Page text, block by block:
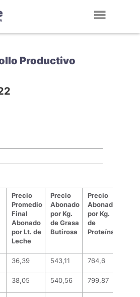
Productivo
Precio
Promedio
Final
Abonado
por Lt. de
Leche
Precio
Abonado
por Kg.
de Grasa
Butirosa
Precio
Abonado
por Kg.
de
Proteína
36,39 543,11 764,6
38,05 540,56 799,87